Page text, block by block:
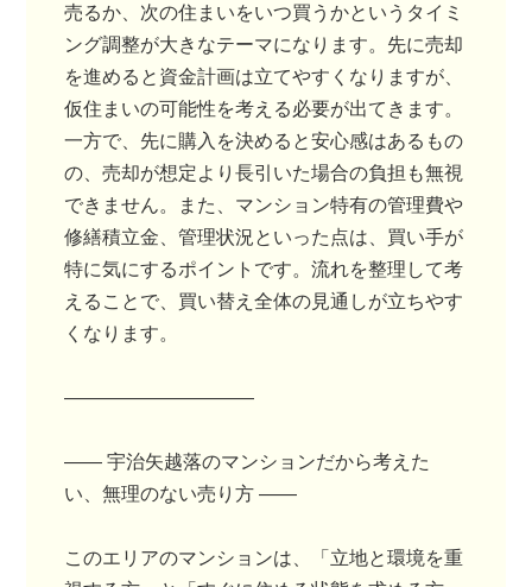
売るか、次の住まいをいつ買うかというタイミ
ング調整が大きなテーマになります。先に売却
を進めると資金計画は立てやすくなりますが、
仮住まいの可能性を考える必要が出てきます。
一方で、先に購入を決めると安心感はあるもの
の、売却が想定より長引いた場合の負担も無視
できません。また、マンション特有の管理費や
修繕積立金、管理状況といった点は、買い手が
特に気にするポイントです。流れを整理して考
えることで、買い替え全体の見通しが立ちやす
くなります。
――――――――――
―― 宇治矢越落のマンションだから考えた
い、無理のない売り方 ――
このエリアのマンションは、「立地と環境を重